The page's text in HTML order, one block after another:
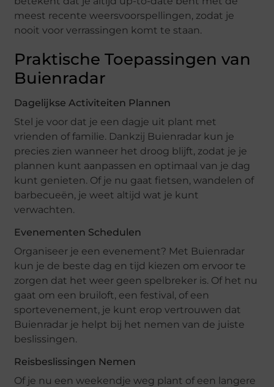
meest recente weersvoorspellingen, zodat je
nooit voor verrassingen komt te staan.
Praktische Toepassingen van
Buienradar
Dagelijkse Activiteiten Plannen
Stel je voor dat je een dagje uit plant met
vrienden of familie. Dankzij Buienradar kun je
precies zien wanneer het droog blijft, zodat je je
plannen kunt aanpassen en optimaal van je dag
kunt genieten. Of je nu gaat fietsen, wandelen of
barbecueën, je weet altijd wat je kunt
verwachten.
Evenementen Schedulen
Organiseer je een evenement? Met Buienradar
kun je de beste dag en tijd kiezen om ervoor te
zorgen dat het weer geen spelbreker is. Of het nu
gaat om een bruiloft, een festival, of een
sportevenement, je kunt erop vertrouwen dat
Buienradar je helpt bij het nemen van de juiste
beslissingen.
Reisbeslissingen Nemen
Of je nu een weekendje weg plant of een langere